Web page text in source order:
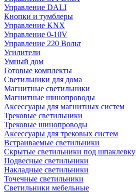
Управление DALI
Кнопки и тумблеры
Управление KNX
Управление 0-10V
Управление 220 Вольт
Усилители
Умный дом
Готовые комплекты
Светильники для дома
Магнитные светильники
Магнитные шинопроводы
Аксессуары для магнитных систем
Трековые светильники
Трековые шинопроводы
Аксессуары для трековых систем
Встраиваемые светильники
Скрытые светильники под шпаклевку
Подвесные светильники
Накладные светильники
Точечные светильники
Светильники мебельные